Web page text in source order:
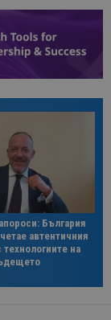
България
автентичния
на